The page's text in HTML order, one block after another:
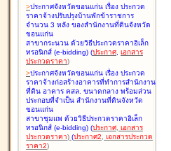
>ประกาศจังหวัดขอนแก่น เรื่อง ประกวด
ราคาจ้างปรับปรุงบ้านพักข้าราชการ
จำนวน 3 หลัง ของสำนักงานที่ดินจังหวัด
ขอนแก่น
สาขากระนวน ด้วยวิธีประกวดราคาอิเล็ก
ทรอนิกส์ (e-bidding) (ประกาศ, เอกสาร
ประกวดราคา)
>ประกาศจังหวัดขอนแก่น เรื่อง ประกวด
ราคาจ้างก่อสร้างอาคารที่ทำการสำนักงาน
ที่ดิน อาคาร คสล. ขนาดกลาง พร้อมส่วน
ประกอบที่จำเป็น สำนักงานที่ดินจังหวัด
ขอนแก่น
สาขาชุมแพ ด้วยวิธีประกวดราคาอิเล็ก
ทรอนิกส์ (e-bidding) (ประกาศ, เอกสาร
ประกวดราคา) (ประกาศ2, เอกสารประกวด
ราคา2)